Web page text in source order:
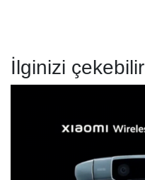
İlginizi çekebilir